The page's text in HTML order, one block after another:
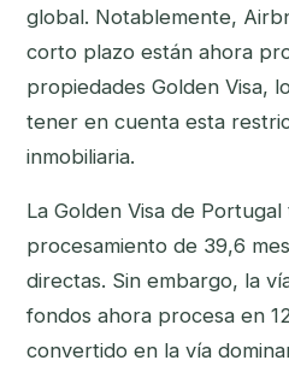
global. Notablemente,
corto plazo están ahora
propiedades Golden Visa,
tener en cuenta esta
inmobiliaria.
La Golden Visa de
procesamiento de 39,6
directas. Sin embargo, la
fondos ahora procesa en
convertido en la vía